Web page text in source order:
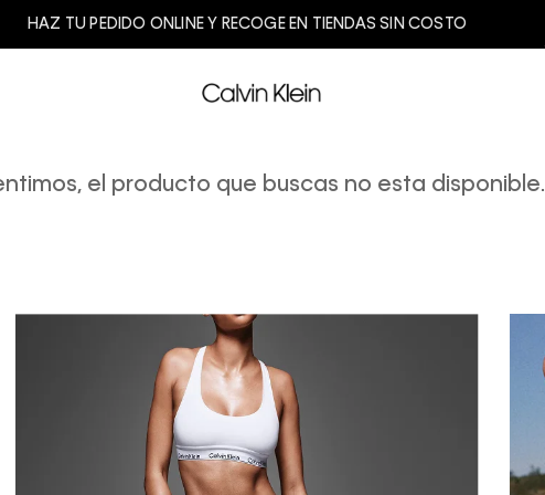
HAZ TU PEDIDO ONLINE Y RECOGE EN TIENDAS SIN COSTO
el producto que buscas no esta disponible.